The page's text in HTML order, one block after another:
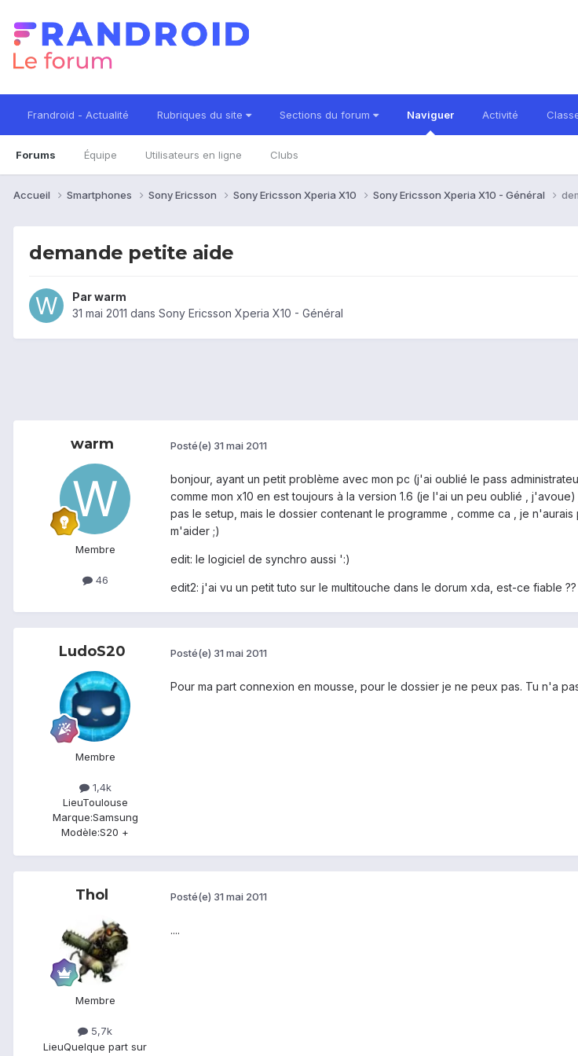
Frandroid - Actualité Rubriques du site Sections du forum Naviguer
Forums Équipe Utilisateurs en ligne Clubs
Activité
Accueil Smartphones Sony Ericsson Sony Ericsson Xperia X10 Sony Ericsson Xperia X10 - Général
demande petite aide
Parwarm
31 mai 2011 dans Sony Ericsson Xperia X10 - Général
warm
Membre
46
Posté(e) 31 mai 2011
bonjour, ayant un petit problème avec mon pc (j'ai oublié le pass
comme mon x10 en est toujours à la version 1.6 (je l'ai un peu oublié ,
pas le setup, mais le dossier contenant le programme , comme ca , je
m'aider ;)
edit: le logiciel de synchro aussi ':)
edit2: j'ai vu un petit tuto sur le multitouche dans le dorum xda, est-ce fiable ??
LudoS20
Membre
1,4k
LieuToulouse
Marque:Samsung
Modèle:S20 +
Posté(e) 31 mai 2011
Pour ma part connexion en mousse, pour le dossier je ne peux pas. Tu n'a
Thol
Membre
5,7k
LieuQuelque part sur
Posté(e) 31 mai 2011
....